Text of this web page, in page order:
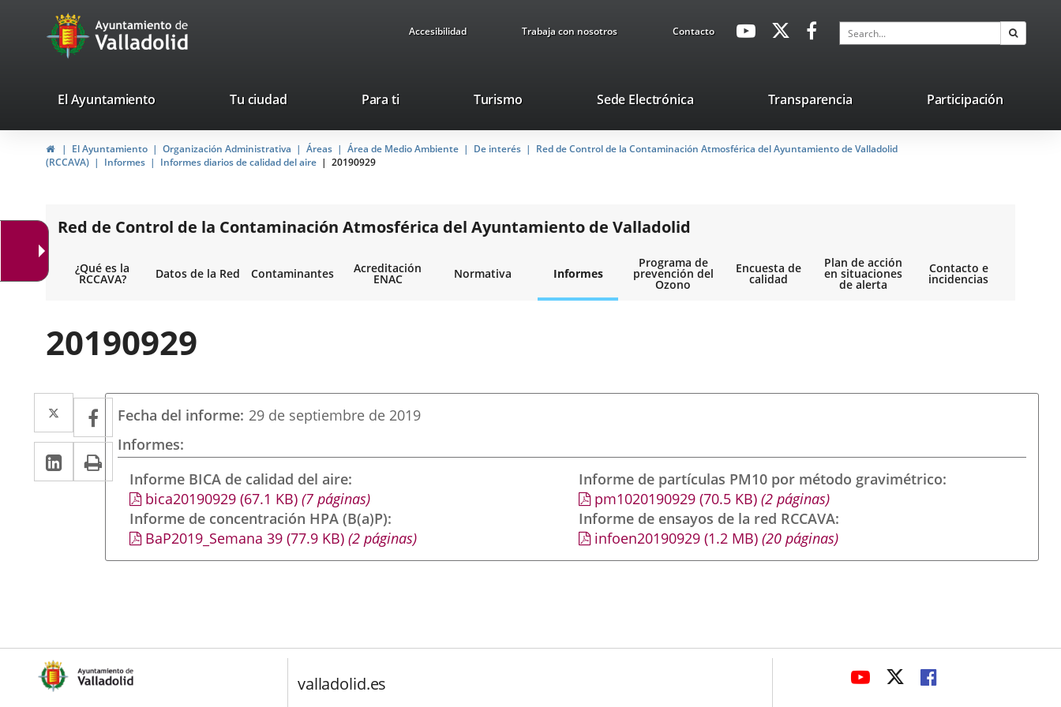
Portal
Web
Ayuntamiento
de
Valladolid
Accesibilidad Trabaja con nosotros ContactoavaHeaderSocial
Link
Link
application.
application.
Search
valladolid.es
El Ayuntamiento Tu ciudad Para ti TurismoThis
will
open
up
window.
Sede ElectrónicaLink
external
application.
Transparencia Participación
HomeEl Ayuntamiento Organización Administrativa Áreas Área de Medio Ambiente De interés
Red de Control de la Contaminación Atmosférica del Ayuntamiento de Valladolid
(RCCAVA)
Informes Informes diarios de calidad del aire 20190929
Red de Control de la Contaminación Atmosférica del Ayuntamiento de Valladolid
¿Qué es la
RCCAVA? Datos de la Red Contaminantes Acreditación
ENAC Normativa Informes
Programa de
prevención del
Ozono
Encuesta de
calidad
Plan de acción
en situaciones
de alerta
Contacto e
incidencias
20190929
Twitter
Enlace
a
una
aplicación
externa.
Facebook
Enlace
a
una
aplicación
externa.
Linkedin
Enlace
a
aplicación
externa.
Print
Fecha del informe 29 de septiembre de 2019
Informes
Informe BICA de calidad del aire
bica20190929(67.1 KB)(7 páginas)
Informe de concentración HPA (B(a)P)
BaP2019_Semana 39(77.9 KB)(2 páginas)
Informe de partículas PM10 por método gravimétrico
pm1020190929 (70.5 KB) (2 páginas)
Informe de ensayos de la red RCCAVA
infoen20190929 (1.2 MB) (20 páginas)
valladolid.es
LINK
LINKLINK